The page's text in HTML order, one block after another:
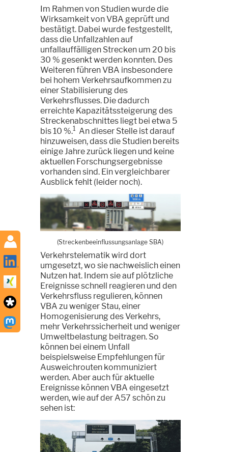
Im Rahmen von Studien wurde die
Wirksamkeit von VBA geprüft und
bestätigt. Dabei wurde festgestellt,
dass die Unfallzahlen auf
unfallauffälligen Strecken um 20 bis
30 % gesenkt werden konnten. Des
Weiteren führen VBA insbesondere
bei hohem Verkehrsaufkommen zu
einer Stabilisierung des
Verkehrsflusses. Die dadurch
erreichte Kapazitätssteigerung des
Streckenabschnittes liegt bei etwa 5
bis 10 %.1 An dieser Stelle ist darauf
hinzuweisen, dass die Studien bereits
einige Jahre zurück liegen und keine
aktuellen Forschungsergebnisse
vorhanden sind. Ein vergleichbarer
Ausblick fehlt (leider noch).
(Streckenbeeinflussungsanlage SBA)
Verkehrstelematik wird dort
umgesetzt, wo sie nachweislich einen
Nutzen hat. Indem sie auf plötzliche
Ereignisse schnell reagieren und den
Verkehrsfluss regulieren, können
VBA zu weniger Stau, einer
Homogenisierung des Verkehrs,
mehr Verkehrssicherheit und weniger
Umweltbelastung beitragen. So
können bei einem Unfall
beispielsweise Empfehlungen für
Ausweichrouten kommuniziert
werden. Aber auch für aktuelle
Ereignisse können VBA eingesetzt
werden, wie auf der A57 schön zu
sehen ist: